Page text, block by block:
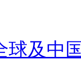
球及中